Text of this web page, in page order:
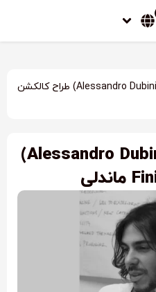
/ آلساندرو دوبینی (Alessandro Dubini) طراح کالکشن
آلساندرو دوبینی (Alessandro Dubini)